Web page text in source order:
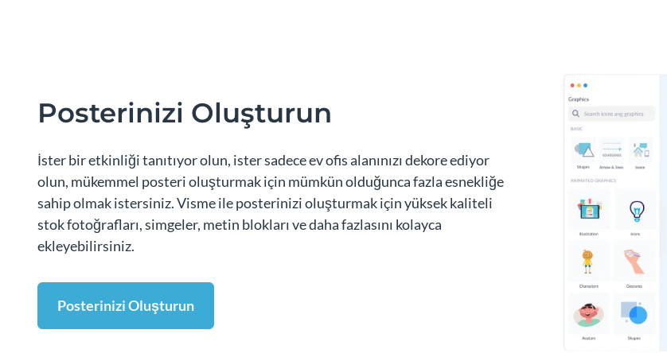
Posterinizi Oluşturun
İster bir etkinliği tanıtıyor olun, ister sadece ev ofis alanınızı dekore ediyor
olun, mükemmel posteri oluşturmak için mümkün olduğunca fazla esnekliğe
sahip olmak istersiniz. Visme ile posterinizi oluşturmak için yüksek kaliteli
stok fotoğrafları, simgeler, metin blokları ve daha fazlasını kolayca
ekleyebilirsiniz.
Posterinizi Oluşturun